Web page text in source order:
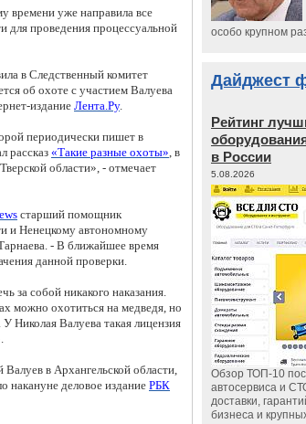
времени уже направила все
для проведения процессуальной
в Следственный комитет
об охоте с участием Валуева
издание Лента.Ру.
периодически пишет в
рассказ «Такие разные охоты», в
области», - отмечает
старший помощник
и Ненецкому автономному
- В ближайшее время
данной проверки.
за собой никакого наказания.
можно охотиться на медведя, но
Николая Валуева такая лицензия
в Архангельской области,
накануне деловое издание РБК
особо крупном
Дайджест
Рейтинг
в России
5.08.2026
Обзор ТОП-10
автосервиса и
доставки,
бизнеса и